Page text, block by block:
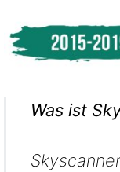
Was ist